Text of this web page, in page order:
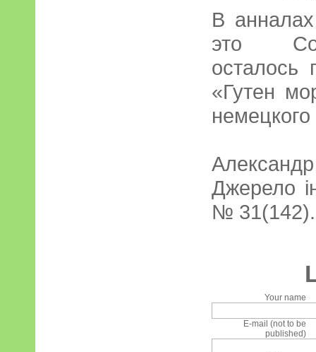
В
это
осталось
«Гутен
Джерело
№
Your name
E-mail (not to be
published)